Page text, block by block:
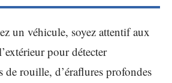
un véhicule, soyez attentif aux
pour détecter
de rouille, d’éraflures profondes